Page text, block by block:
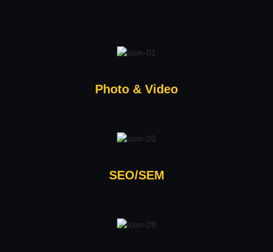
Photo & Video
SEO/SEM